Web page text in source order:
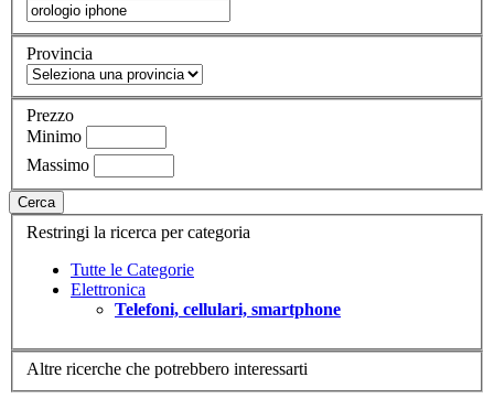
Provincia
Prezzo
Minimo
Massimo
Cerca
Restringi la ricerca per categoria
Tutte le Categorie
Elettronica
Telefoni, cellulari, smartphone
Altre ricerche che potrebbero interessarti